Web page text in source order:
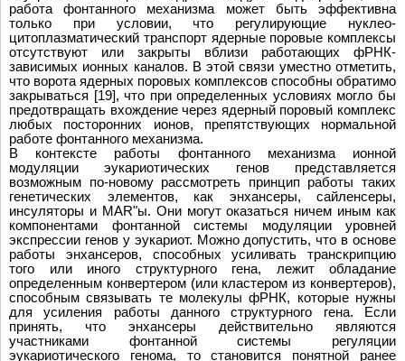
работа фонтанного механизма может быть эффективна
только при условии, что регулирующие нуклео-
цитоплазматический транспорт ядерные поровые комплексы
отсутствуют или закрыты вблизи работающих фРНК-
зависимых ионных каналов. В этой связи уместно отметить,
что ворота ядерных поровых комплексов способны обратимо
закрываться [19], что при определенных условиях могло бы
предотвращать вхождение через ядерный поровый комплекс
любых посторонних ионов, препятствующих нормальной
работе фонтанного механизма.
В контексте работы фонтанного механизма ионной
модуляции эукариотических генов представляется
возможным по-новому рассмотреть принцип работы таких
генетических элементов, как энхансеры, сайленсеры,
инсуляторы и MAR"ы. Они могут оказаться ничем иным как
компонентами фонтанной системы модуляции уровней
экспрессии генов у эукариот. Можно допустить, что в основе
работы энхансеров, способных усиливать транскрипцию
того или иного структурного гена, лежит обладание
определенным конвертером (или кластером из конвертеров),
способным связывать те молекулы фРНК, которые нужны
для усиления работы данного структурного гена. Если
принять, что энхансеры действительно являются
участниками фонтанной системы регуляции
эукариотического генома, то становится понятной ранее